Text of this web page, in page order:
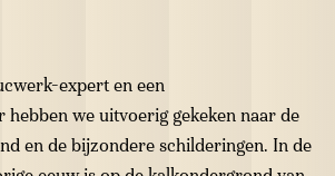
expert en een
we uitvoerig gekeken naar de
en de bijzondere schilderingen. In de